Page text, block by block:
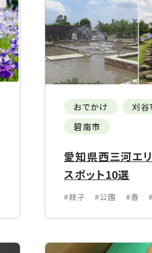
おでかけ 刈谷
碧南市
愛知県西三河エリ
スポット10選
#親子 #公園 #春